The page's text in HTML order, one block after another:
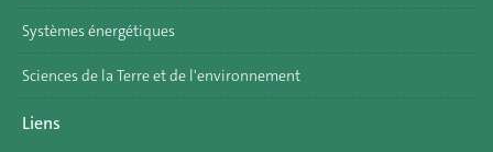
Systèmes énergétiques
Sciences de la Terre et de l'environnement
Liens